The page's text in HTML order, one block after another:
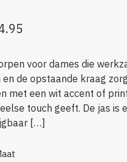
voor dames die
de opstaande kraag
met een wit accent of
touch geeft. De jas is
[…]